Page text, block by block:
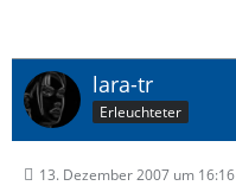
lara-tr
Erleuchteter
13. Dezember 2007 um 16:16